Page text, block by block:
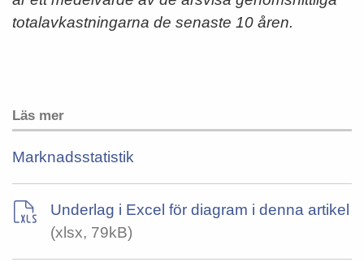
totalavkastningarna de senaste 10 åren.
Läs mer
Marknadsstatistik
Underlag i Excel för diagram i denna artikel
(xlsx, 79kB)